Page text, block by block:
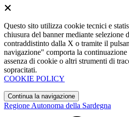
Questo sito utilizza cookie tecnici e
chiusura del banner mediante selezione
contraddistinto dalla X o tramite il
navigazione" comporta la
assenza di cookie o altri strumenti di
sopracitati.
COOKIE POLICY
Continua la navigazione
Regione Autonoma della Sardegna